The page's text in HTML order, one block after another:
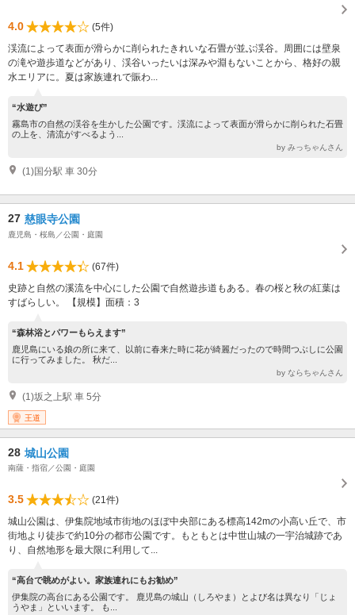
4.0
(5件)
渓流によって表面が滑らかに削られたきれいな石畳が並ぶ渓谷。周囲には壁泉
の滝や遊歩道などがあり、渓谷いったいは深みや淵もないことから、格好の親
水エリアに。夏は家族連れで賑わ...
“水遊び”
霧島市の自然の渓谷を生かした公園です。渓流によって表面が滑らかに削られた石畳
の上を、清流がすべるよう...
by みっちゃんさん
(1)国分駅 車 30分
27 慈眼寺公園
鹿児島・桜島／公園・庭園
4.1
(67件)
史跡と自然の溪流を中心にした公園で自然遊歩道もある。春の桜と秋の紅葉は
すばらしい。 【規模】面積：3
“森林浴とパワーもらえます”
鹿児島にいる娘の所に来て、以前に春来た時に花が綺麗だったので時間つぶしに公園
に行ってみました。 秋だ...
by ならちゃんさん
(1)坂之上駅 車 5分
王道
28 城山公園
南薩・指宿／公園・庭園
3.5
(21件)
城山公園は、伊集院地域市街地のほぼ中央部にある標高142mの小高い丘で、市
街地より徒歩で約10分の都市公園です。もともとは中世山城の一宇治城跡であ
り、自然地形を最大限に利用して...
“高台で眺めがよい。家族連れにもお勧め”
伊集院の高台にある公園です。 鹿児島の城山（しろやま）とよび名は異なり「じょ
うやま」といいます。 も...